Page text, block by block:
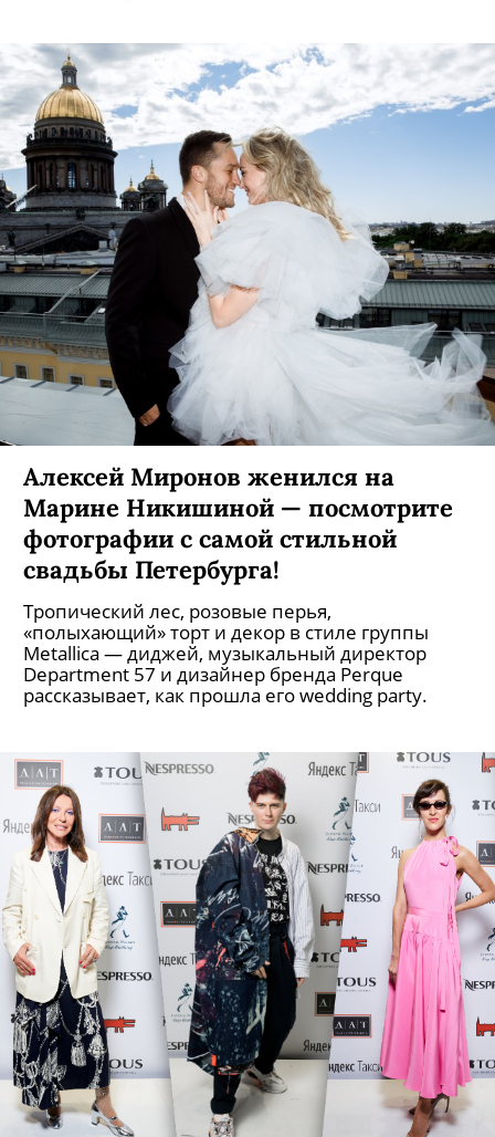
Алексей Миронов женился на
Марине Никишиной — посмотрите
фотографии с самой стильной
свадьбы Петербурга!
Тропический лес, розовые перья,
«полыхающий» торт и декор в стиле группы
Metallica — диджей, музыкальный директор
Department 57 и дизайнер бренда Perque
рассказывает, как прошла его wedding party.